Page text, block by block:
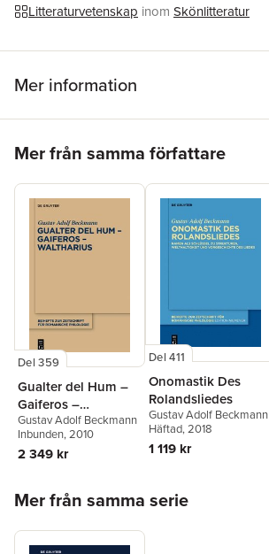
Litteraturvetenskap inom Skönlitteratur
Mer information
Mer från samma författare
Del 359
Gualter del Hum –
Gaiferos –
Waltharius
Gustav Adolf Beckmann
Inbunden, 2010
2 349 kr
Del 411
Onomastik Des
Rolandsliedes
Gustav Adolf Beckmann
Häftad, 2018
1 119 kr
Mer från samma serie